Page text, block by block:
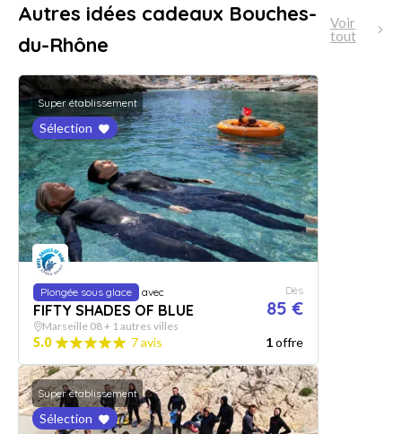
Autres idées cadeaux Bouches-
du-Rhône
Voir
tout
Super établissement
Sélection
Plongée sous glace avec
FIFTY SHADES OF BLUE
Dès
85 €
Marseille 08 + 1 autres villes
5.0 7 avis 1offre
Super établissement
Sélection